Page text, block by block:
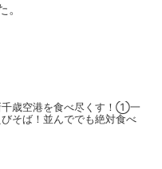
千歳空港を食べ尽くす！①一
そば！並んででも絶対食べ